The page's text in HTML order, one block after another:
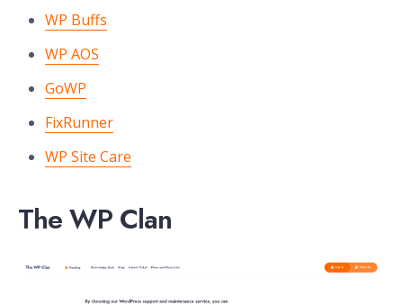
WP Buffs
WP AOS
GoWP
FixRunner
WP Site Care
The WP Clan